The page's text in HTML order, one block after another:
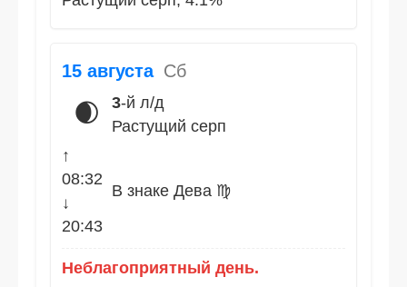
15 августа Сб
🌒 3-й л/д
Растущий серп
↑
08:32
↓
20:43
В знаке Дева ♍
Неблагоприятный день.